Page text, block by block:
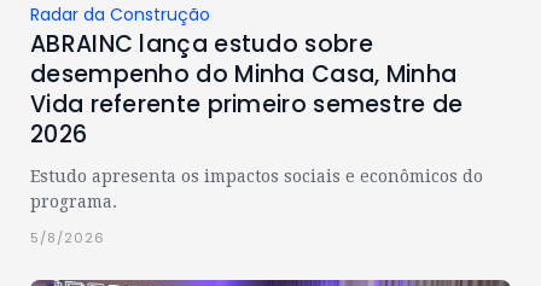
Radar da Construção
ABRAINC lança estudo sobre
desempenho do Minha Casa, Minha
Vida referente primeiro semestre de
2026
Estudo apresenta os impactos sociais e econômicos do
programa.
5/8/2026